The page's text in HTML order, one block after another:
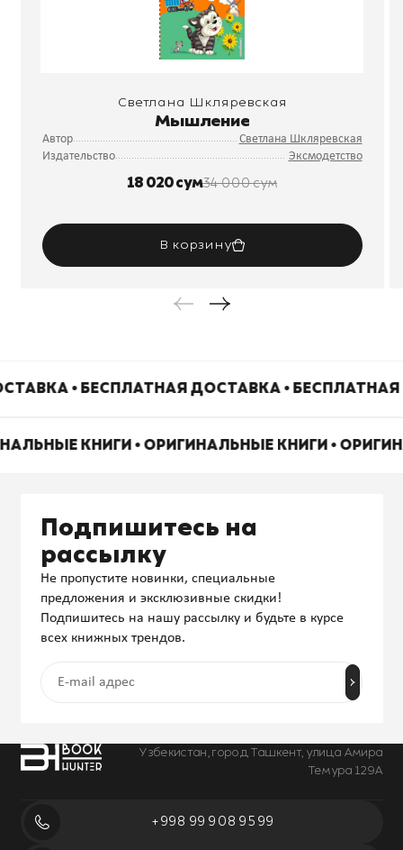
Светлана Шкляревская
Мышление
Автор
Светлана Шкляревская
Издательство
Эксмодетство
18 020 сум34 000 сум
В корзину
• БЕСПЛАТНАЯ ДОСТАВКА •
КНИГИ • ОРИГИНАЛЬНЫЕ КНИГИ •
Узбекистан, город Ташкент, улица Амира
Темура 129А
+998 99 908 95 99
Подпишитесь на
рассылку
Не пропустите новинки, специальные
предложения и эксклюзивные скидки!
Подпишитесь на нашу рассылку и будьте в курсе
всех книжных трендов.